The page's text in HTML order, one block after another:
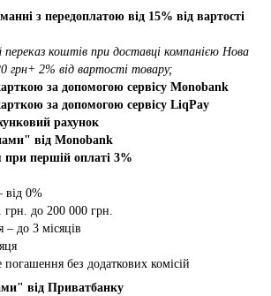
з передоплатою від 15% від вартості
переказ коштів при доставці компанією Нова
2% від вартості товару;
за допомогою сервісу Monobank
за допомогою сервісу LiqPay
рахунок
від Monobank
при першій оплаті 3%
від 0%
грн. до 200 000 грн.
– до 3 місяців
без додаткових комісій
від Приватбанку